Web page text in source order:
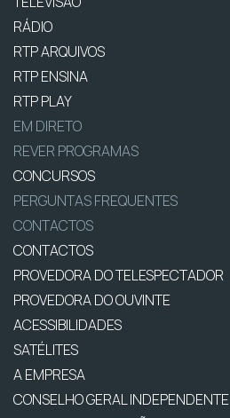
RÁDIO
RTP ARQUIVOS
RTP ENSINA
RTP PLAY
EM DIRETO
REVER PROGRAMAS
CONCURSOS
PERGUNTAS FREQUENTES
CONTACTOS
CONTACTOS
PROVEDORA DO TELESPECTADOR
PROVEDORA DO OUVINTE
ACESSIBILIDADES
SATÉLITES
A EMPRESA
CONSELHO GERAL INDEPENDENTE